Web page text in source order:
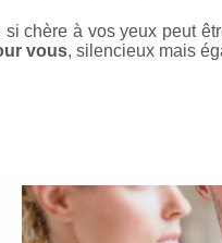
si chère à vos yeux peut
vous, silencieux mais